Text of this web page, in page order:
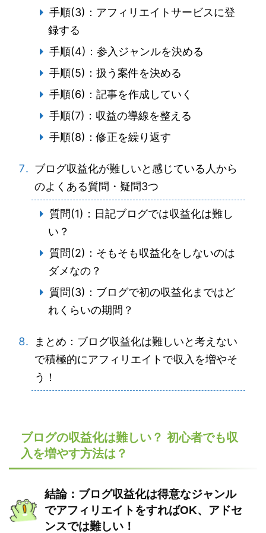
手順(3)：アフィリエイトサービスに登
録する
手順(4)：参入ジャンルを決める
手順(5)：扱う案件を決める
手順(6)：記事を作成していく
手順(7)：収益の導線を整える
手順(8)：修正を繰り返す
ブログ収益化が難しいと感じている人から
のよくある質問・疑問3つ
質問(1)：日記ブログでは収益化は難し
い？
質問(2)：そもそも収益化をしないのは
ダメなの？
質問(3)：ブログで初の収益化まではど
れくらいの期間？
まとめ：ブログ収益化は難しいと考えない
で積極的にアフィリエイトで収入を増やそ
う！
ブログの収益化は難しい？ 初心者でも収
入を増やす方法は？
結論：ブログ収益化は得意なジャンル
でアフィリエイトをすればOK、アドセ
ンスでは難しい！